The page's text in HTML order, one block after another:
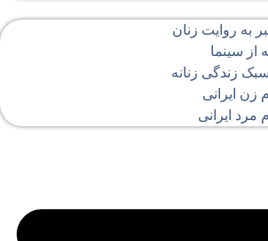
به روایت زنان
از سینما
زندگی زنانه
زن ایرانی
ایرانی